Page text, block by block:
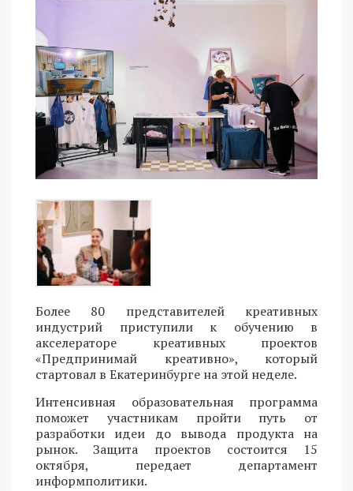
Более 80 представителей креативных
индустрий приступили к обучению в
акселераторе креативных проектов
«Предпринимай креативно», который
стартовал в Екатеринбурге на этой неделе.
Интенсивная образовательная программа
поможет участникам пройти путь от
разработки идеи до вывода продукта на
рынок. Защита проектов состоится 15
октября, передает департамент
информполитики.